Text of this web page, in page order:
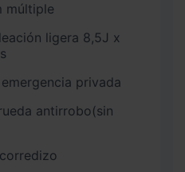
múltiple
ligera 8,5J x
privada
antirrobo(sin